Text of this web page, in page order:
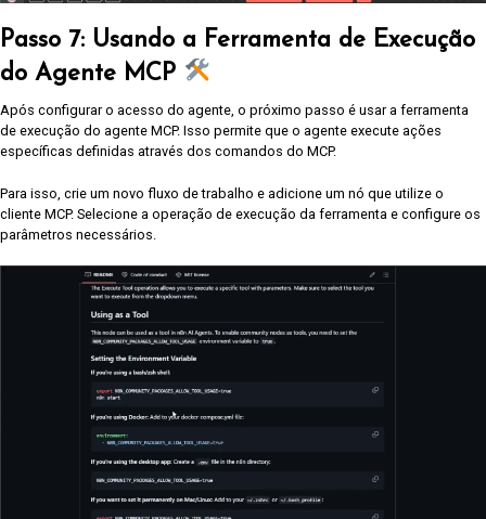
Passo 7: Usando a Ferramenta de Execução
do Agente MCP
Após configurar o acesso do agente, o próximo passo é usar a ferramenta
de execução do agente MCP. Isso permite que o agente execute ações
específicas definidas através dos comandos do MCP.
Para isso, crie um novo fluxo de trabalho e adicione um nó que utilize o
cliente MCP. Selecione a operação de execução da ferramenta e configure os
parâmetros necessários.